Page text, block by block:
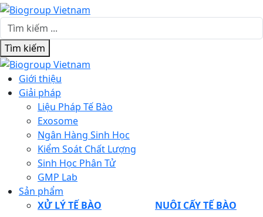
Tìm kiếm
Giới thiệu
Giải pháp
Liệu Pháp Tế Bào
Exosome
Ngân Hàng Sinh Học
Kiểm Soát Chất Lượng
Sinh Học Phân Tử
GMP Lab
Sản phẩm
XỬ LÝ TẾ BÀO
NUÔI CẤY TẾ BÀO